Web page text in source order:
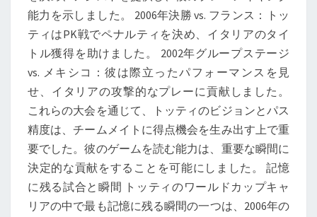
能力を示しました。 2006年決勝 vs. フランス：トッ
ティはPK戦でペナルティを決め、イタリアのタイ
トル獲得を助けました。 2002年グループステージ
vs. メキシコ：彼は際立ったパフォーマンスを見
せ、イタリアの攻撃的なプレーに貢献しました。
これらの大会を通じて、トッティのビジョンとパス
精度は、チームメイトに得点機会を生み出す上で重
要でした。彼のゲームを読む能力は、重要な瞬間に
決定的な貢献をすることを可能にしました。 記憶
に残る試合と瞬間 トッティのワールドカップキャ
リアの中で最も記憶に残る瞬間の一つは、2006年の